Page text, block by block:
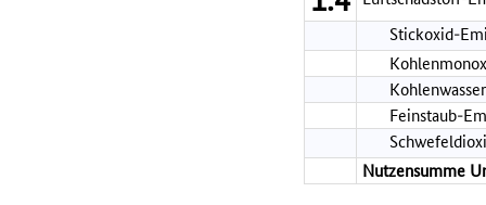
Stickoxid-
Feinstaub-
Nutzensumme